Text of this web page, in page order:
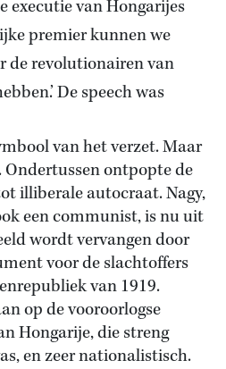
executie van Hongarijes
premier kunnen we
de revolutionairen van
De speech was
van het verzet. Maar
ontpopte de
illiberale autocraat. Nagy,
een communist, is nu uit
wordt vervangen door
voor de slachtoffers
van 1919.
op de vooroorlogse
Hongarije, die streng
en zeer nationalistisch.